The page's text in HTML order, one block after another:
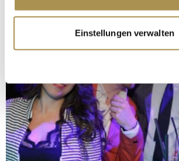
Informationen über Ihre
erfassen, welche bis auf einige
bestimmten Merkmalen
Erfahren Sie mehr darüber, wie Ihre
verarbeitet werden, und legen Sie Ihre
Abschnitt Einzelheitenfest.
Einstellungen verwalten